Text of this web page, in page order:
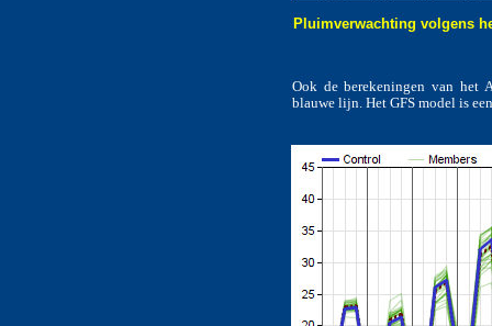
Pluimverwachting volgens
Ook de berekeningen van het
blauwe lijn. Het GFS model is